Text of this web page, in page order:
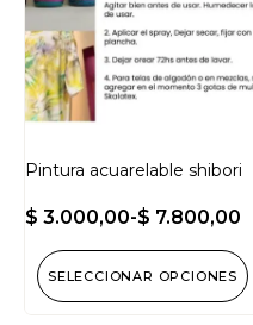
Pintura acuarelable shibori
$ 3.000,00-$ 7.800,00
SELECCIONAR OPCIONES